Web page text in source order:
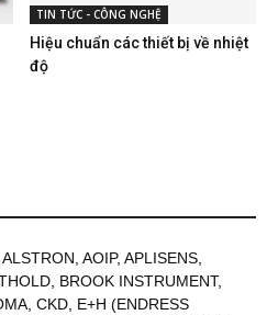
TIN TỨC - CÔNG NGHỆ
Hiệu chuẩn các thiết bị về nhiệt
độ
ALSTRON AOIP, APLISENS
BROOK INSTRUMENT,
CKD E+H (ENDRESS